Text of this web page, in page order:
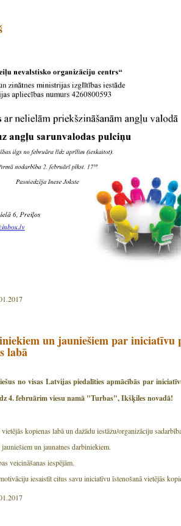
un jauniešiem par iniciatīvu
labā
no visas Latvijas piedalīties apmācībās par
4. februārim viesu namā "Turbas", Ikšķiles novadā!
kopienas labā un dažādu iestāžu/organizāciju
un jaunatnes darbiniekiem.
veicināšanas iespējām.
iesaistīt citus savu iniciatīvu īstenošanā vietējās